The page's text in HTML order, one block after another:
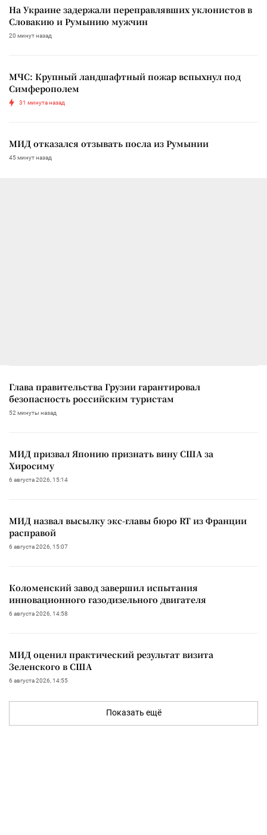
На Украине задержали переправлявших уклонистов в
Словакию и Румынию мужчин
20 минут назад
МЧС: Крупный ландшафтный пожар вспыхнул под
Симферополем
31 минута назад
МИД отказался отзывать посла из Румынии
45 минут назад
Глава правительства Грузии гарантировал
безопасность российским туристам
52 минуты назад
МИД призвал Японию признать вину США за
Хиросиму
6 августа 2026, 15:14
МИД назвал высылку экс-главы бюро RT из Франции
расправой
6 августа 2026, 15:07
Коломенский завод завершил испытания
инновационного газодизельного двигателя
6 августа 2026, 14:58
МИД оценил практический результат визита
Зеленского в США
6 августа 2026, 14:55
Показать ещё